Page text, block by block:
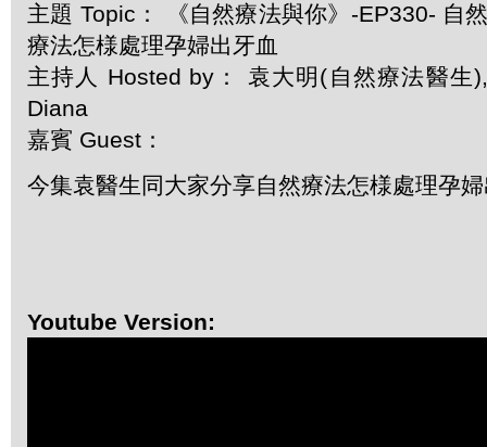
主題 Topic： 《自然療法與你》-EP330- 自然
療法怎様處理孕婦出牙血
主持人 Hosted by： 袁大明(自然療法醫生),
Diana
嘉賓 Guest：
今集袁醫生同大家分享自然療法怎様處理孕
Youtube Version: